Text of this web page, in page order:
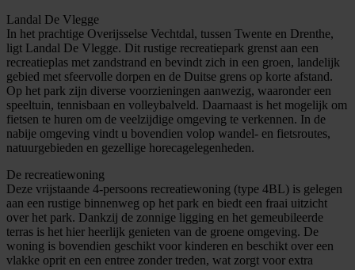
Landal De Vlegge
In het prachtige Overijsselse Vechtdal, tussen Twente en Drenthe,
ligt Landal De Vlegge. Dit rustige recreatiepark grenst aan een
recreatieplas met zandstrand en bevindt zich in een groen, landelijk
gebied met sfeervolle dorpen en de Duitse grens op korte afstand.
Op het park zijn diverse voorzieningen aanwezig, waaronder een
speeltuin, tennisbaan en volleybalveld. Daarnaast is het mogelijk om
fietsen te huren om de veelzijdige omgeving te verkennen. In de
nabije omgeving vindt u bovendien volop wandel- en fietsroutes,
natuurgebieden en gezellige horecagelegenheden.
De recreatiewoning
Deze vrijstaande 4-persoons recreatiewoning (type 4BL) is gelegen
aan een rustige binnenweg op het park en biedt een fraai uitzicht
over het park. Dankzij de zonnige ligging en het gemeubileerde
terras is het hier heerlijk genieten van de groene omgeving. De
woning is bovendien geschikt voor kinderen en beschikt over een
vlakke oprit en een entree zonder treden, wat zorgt voor extra